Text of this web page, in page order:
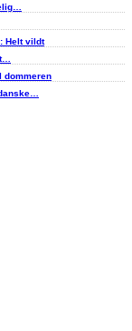
Helt vildt
dommeren